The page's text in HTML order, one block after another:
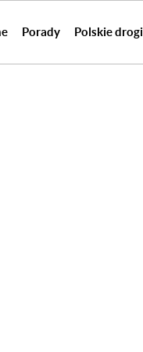
Porady Polskie drogi